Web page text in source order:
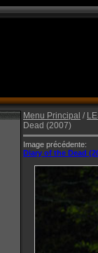
Menu Principal /
Dead (2007)
Image précédente:
Diary of the Dead